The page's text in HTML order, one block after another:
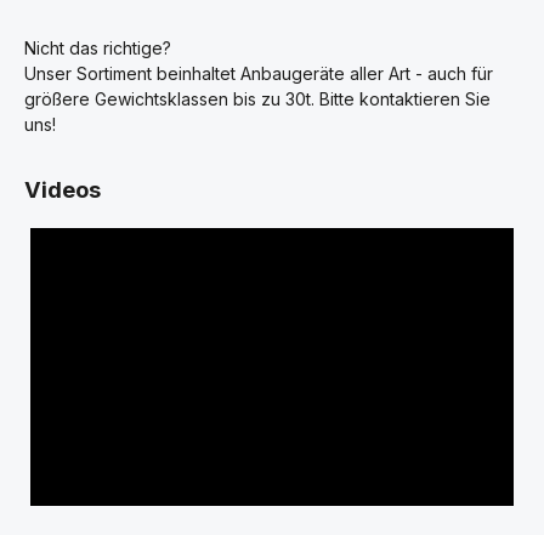
Nicht das richtige?
Unser Sortiment beinhaltet Anbaugeräte aller Art - auch für
größere Gewichtsklassen bis zu 30t. Bitte kontaktieren Sie
uns!
Videos